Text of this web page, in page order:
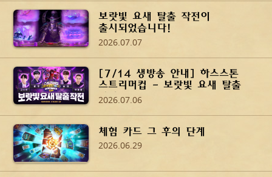
보랏빛 요새 탈출 작전이
출시되었습니다!
2026.07.07
[7/14 생방송 안내] 하스스톤
스트리머컵 - 보랏빛 요새 탈출
작전
2026.07.06
체험 카드 그 후의 단계
2026.06.29